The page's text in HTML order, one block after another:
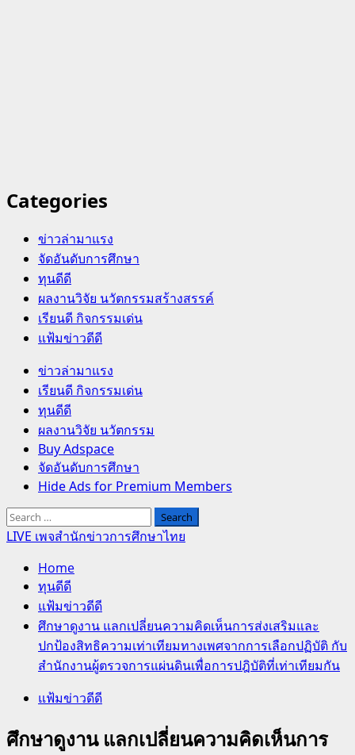
Categories
ข่าวล่ามาแรง
จัดอันดับการศึกษา
ทุนดีดี
ผลงานวิจัย นวัตกรรมสร้างสรรค์
เรียนดี กิจกรรมเด่น
แฟ้มข่าวดีดี
Primary
Menu
ข่าวล่ามาแรง
เรียนดี กิจกรรมเด่น
ทุนดีดี
ผลงานวิจัย นวัตกรรม
Buy Adspace
จัดอันดับการศึกษา
Hide Ads for Premium Members
Search
for:
LIVE เพจสำนักข่าวการศึกษาไทย
Home
ทุนดีดี
แฟ้มข่าวดีดี
ศึกษาดูงาน แลกเปลี่ยนความคิดเห็นการส่งเสริมและ
ปกป้องสิทธิความเท่าเทียมทางเพศจากการเลือกปฏิบัติ กับ
สำนักงานผู้ตรวจการแผ่นดินเพื่อการปฎิบัติที่เท่าเทียมกัน
แฟ้มข่าวดีดี
ศึกษาดูงาน แลกเปลี่ยนความคิดเห็นการ